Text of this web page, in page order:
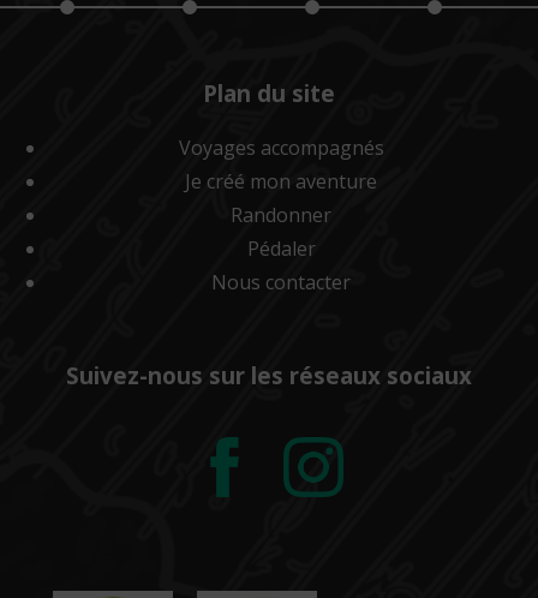
Plan du site
Voyages accompagnés
Je créé mon aventure
Randonner
Pédaler
Nous contacter
Suivez-nous sur les réseaux sociaux